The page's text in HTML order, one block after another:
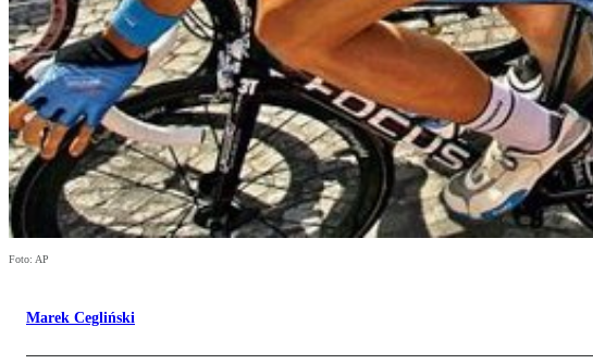
Foto: AP
Marek Cegliński